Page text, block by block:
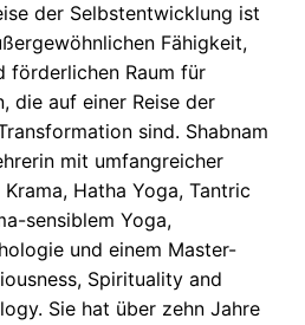
der Selbstentwicklung ist
Fähigkeit,
förderlichen Raum für
die auf einer Reise der
sind. Shabnam
mit umfangreicher
Hatha Yoga, Tantric
sensiblem Yoga,
und einem Master-
Spirituality and
Sie hat über zehn Jahre